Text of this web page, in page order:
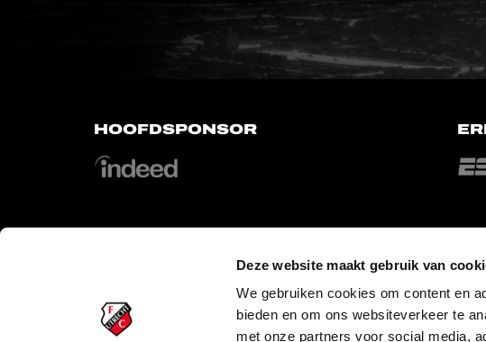
Deze website maakt gebruik van
We gebruiken cookies om content en
bieden en om ons websiteverkeer te
met onze partners voor social media,
HOOFDSPONSOR
OFFICIAL PARTNERS